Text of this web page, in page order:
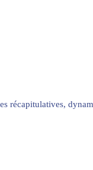
récapitulatives,